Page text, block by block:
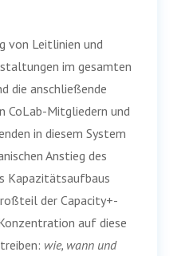
von Leitlinien und
im gesamten
die anschließende
CoLab-Mitgliedern und
in diesem System
Anstieg des
Kapazitätsaufbaus
der Capacity+-
auf diese
wie, wann und